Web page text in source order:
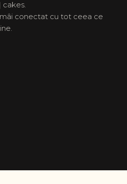
cakes.
conectat cu tot ceea ce